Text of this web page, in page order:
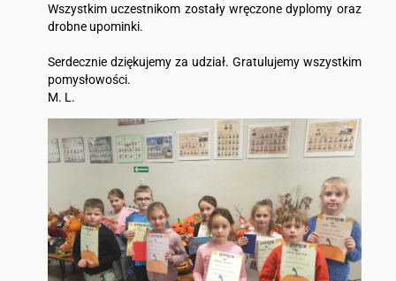
Wszystkim uczestnikom zostały wręczone dyplomy oraz
drobne upominki.
Serdecznie dziękujemy za udział. Gratulujemy wszystkim
pomysłowości.
M. L.